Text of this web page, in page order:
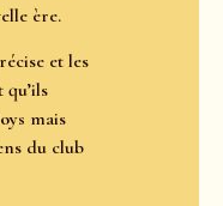
ère.
et les
mais
du club